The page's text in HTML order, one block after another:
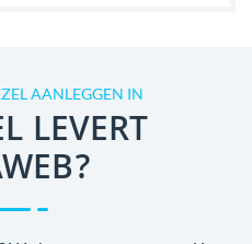
AANLEGGEN IN
LEVERT